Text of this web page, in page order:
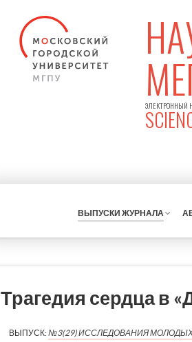
ЭЛЕКТРОННЫЙ
ВЫПУСКИ ЖУРНАЛА
Трагедия сердца в
ВЫПУСК:№3(29) ИССЛЕДОВАНИЯ